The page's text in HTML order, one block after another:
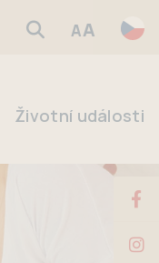
AA
Životní události